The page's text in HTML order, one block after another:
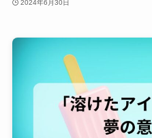
2024年6月30日